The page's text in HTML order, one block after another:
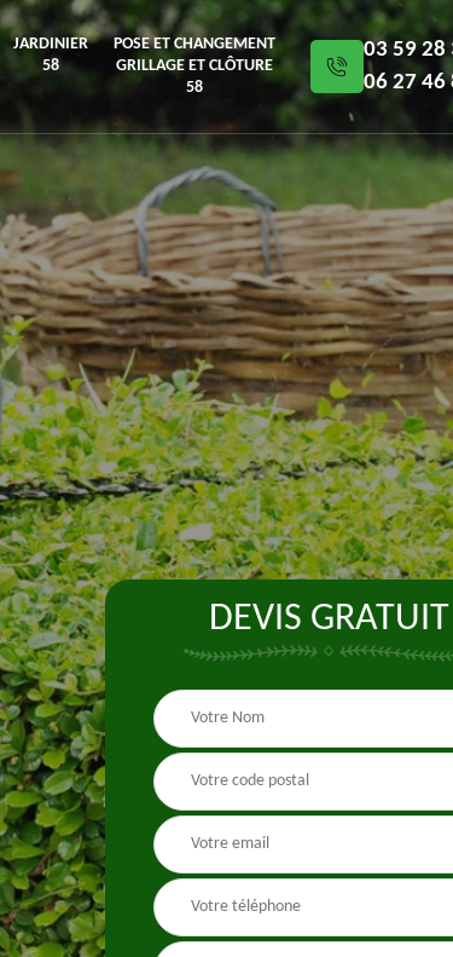
JARDINIER
58
POSE ET CHANGEMENT
GRILLAGE ET CLÔTURE
58
03 59 28
06 27 46
DEVIS GRATUIT